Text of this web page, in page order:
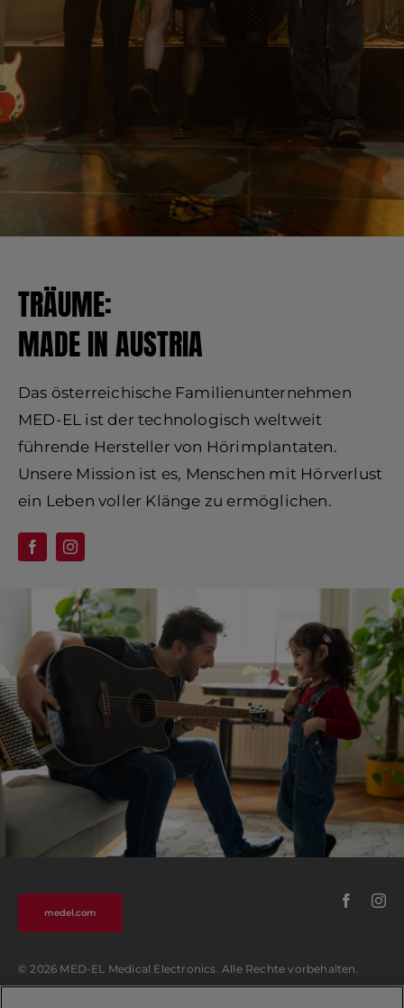
TRÄUME:
MADE IN AUSTRIA
Das österreichische Familienunternehmen
MED-EL ist der technologisch weltweit
führende Hersteller von Hörimplantaten.
Unsere Mission ist es, Menschen mit Hörverlust
ein Leben voller Klänge zu ermöglichen.
medel.com
© 2026 MED-EL Medical Electronics. Alle Rechte vorbehalten.